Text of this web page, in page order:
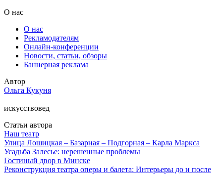
О нас
О нас
Рекламодателям
Онлайн-конференции
Новости, статьи, обзоры
Баннерная реклама
Автор
Ольга Кукуня
искусствовед
Статьи автора
Наш театр
Улица Лошицкая – Базарная – Подгорная – Карла Маркса
Усадьба Залесье: нерешенные проблемы
Гостиный двор в Минске
Реконструкция театра оперы и балета: Интерьеры до и после